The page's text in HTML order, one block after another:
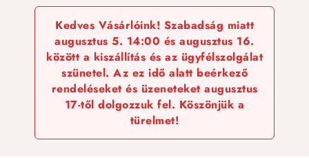
Kedves Vásárlóink! Szabadság miatt
augusztus 5. 14:00 és augusztus 16.
között a kiszállítás és az ügyfélszolgálat
szünetel. Az ez idő alatt beérkező
rendeléseket és üzeneteket augusztus
17-től dolgozzuk fel. Köszönjük a
türelmet!